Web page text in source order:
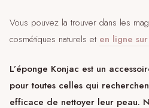
Vous pouvez la trouver dans les
cosmétiques naturels et en ligne
L’éponge Konjac est un
pour toutes celles qui
efficace de nettoyer leur peau.